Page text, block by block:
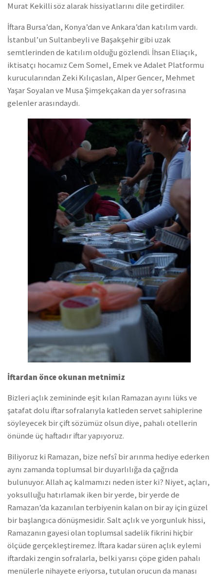
Murat Kekilli söz alarak hissiyatlarını dile getirdiler.
İftara Bursa’dan, Konya’dan ve Ankara’dan katılım vardı.
İstanbul’un Sultanbeyli ve Başakşehir gibi uzak
semtlerinden de katılım olduğu gözlendi. İhsan Eliaçık,
iktisatçı hocamız Cem Somel, Emek ve Adalet Platformu
kurucularından Zeki Kılıçaslan, Alper Gencer, Mehmet
Yaşar Soyalan ve Musa Şimşekçakan da yer sofrasına
gelenler arasındaydı.
İftardan önce okunan metnimiz
Bizleri açlık zemininde eşit kılan Ramazan ayını lüks ve
şatafat dolu iftar sofralarıyla katleden servet sahiplerine
söyleyecek bir çift sözümüz olsun diye, pahalı otellerin
önünde üç haftadır iftar yapıyoruz.
Biliyoruz ki Ramazan, bize nefsî bir arınma hediye ederken
aynı zamanda toplumsal bir duyarlılığa da çağrıda
bulunuyor. Allah aç kalmamızı neden ister ki? Niyet, açları,
yoksulluğu hatırlamak iken bir yerde, bir yerde de
Ramazan’da kazanılan terbiyenin kalan on bir ay için güzel
bir başlangıca dönüşmesidir. Salt açlık ve yorgunluk hissi,
Ramazanın gayesi olan toplumsal sadelik fikrini hiçbir
ölçüde gerçekleştiremez. İftara kadar süren açlık eylemi
iftardaki zengin sofralarla, belki yarısı çöpe giden pahalı
menülerle nihayete eriyorsa, tutulan orucun da manası